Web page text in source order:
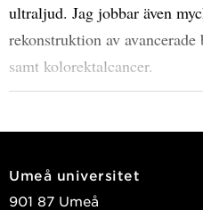
ultraljud. Jag jobbar även
rekonstruktion av
samt kolorektalcancer.
www.clister.se.
Umeå universitet
901 87 Umeå